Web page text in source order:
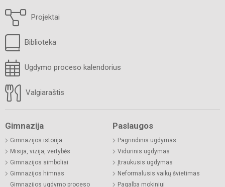
Projektai
Biblioteka
Ugdymo proceso kalendorius
Valgiaraštis
Gimnazija
Gimnazijos istorija
Misija, vizija, vertybės
Gimnazijos simboliai
Gimnazijos himnas
Gimnazijos ugdymo proceso
Paslaugos
Pagrindinis ugdymas
Vidurinis ugdymas
Įtraukusis ugdymas
Neformalusis vaikų švietimas
Pagalba mokiniui